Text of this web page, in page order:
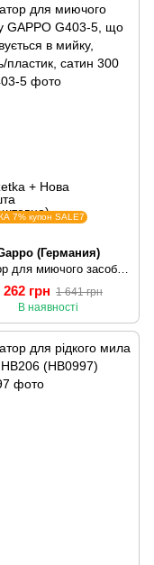
7% купон SALE7
(Германия)
262 грн 1 641 грн
В наявності